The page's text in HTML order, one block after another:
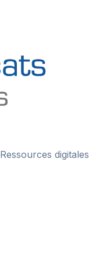
Ressources digitales